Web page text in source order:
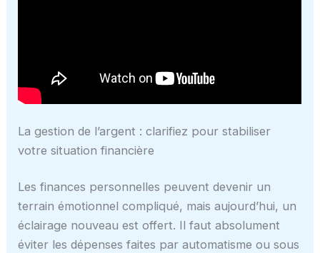
La gestion de l’argent : clarifiez pour stabiliser
votre situation financière
Les finances personnelles peuvent devenir un
terrain émotionnel compliqué, mais aujourd’hui, un
éclairage nouveau est offert. Il faut absolument
éviter les dépenses faites par automatisme ou sous